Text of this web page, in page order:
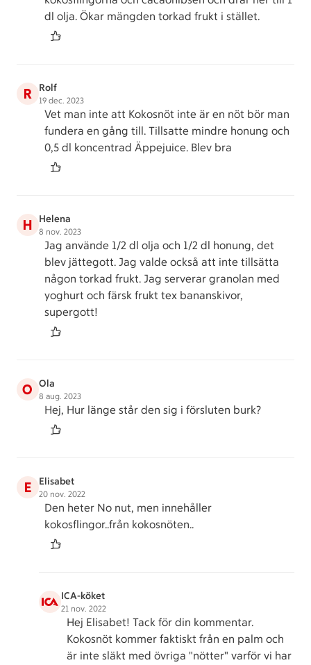
dl olja. Ökar mängden torkad frukt i stället.
R Rolf
19 dec. 2023
Vet man inte att Kokosnöt inte är en nöt bör man
fundera en gång till. Tillsatte mindre honung och
0,5 dl koncentrad Äppejuice. Blev bra
H Helena
8 nov. 2023
Jag använde 1/2 dl olja och 1/2 dl honung, det
blev jättegott. Jag valde också att inte tillsätta
någon torkad frukt. Jag serverar granolan med
yoghurt och färsk frukt tex bananskivor,
supergott!
O Ola
8 aug. 2023
Hej, Hur länge står den sig i försluten burk?
E Elisabet
20 nov. 2022
Den heter No nut, men innehåller
kokosflingor..från kokosnöten..
ICA-köket
21 nov. 2022
Hej Elisabet! Tack för din kommentar.
Kokosnöt kommer faktiskt från en palm och
är inte släkt med övriga "nötter" varför vi har